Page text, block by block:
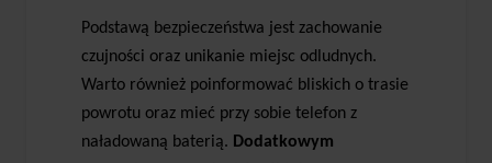
Podstawą bezpieczeństwa jest zachowanie
czujności oraz unikanie miejsc odludnych.
Warto również poinformować bliskich o trasie
powrotu oraz mieć przy sobie telefon z
naładowaną baterią. Dodatkowym